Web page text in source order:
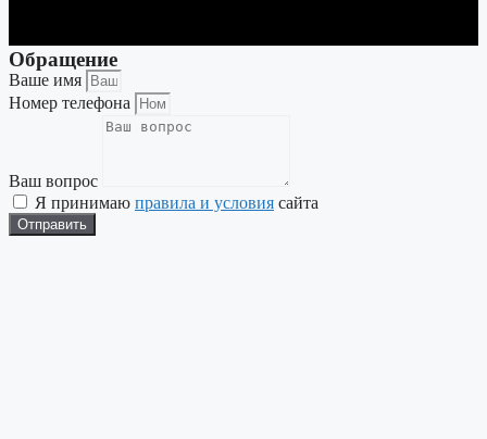
Обращение
Ваше имя
Номер телефона
Ваш вопрос
Я принимаю правила и условия сайта
Отправить